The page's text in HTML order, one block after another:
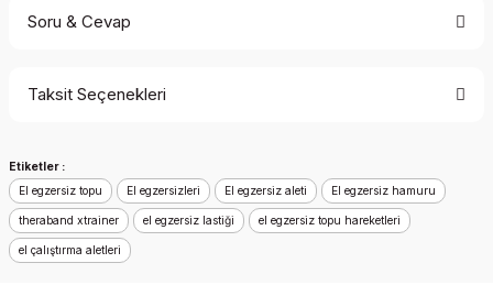
Soru & Cevap
Soru Sor
Taksit Seçenekleri
Etiketler :
El egzersiz topu
El egzersizleri El egzersiz aleti El egzersiz hamuru
theraband xtrainer el egzersiz lastiği el egzersiz topu hareketleri
el çalıştırma aletleri